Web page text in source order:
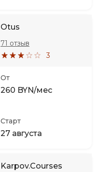
Otus
3
71 отзыв
От
260 BYN/мес
Старт
27 августа
Karpov.Courses